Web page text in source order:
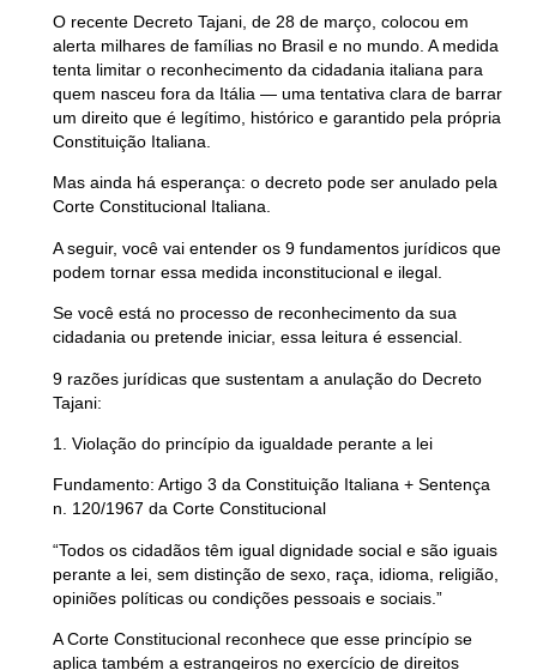
O recente Decreto Tajani, de 28 de março, colocou em
alerta milhares de famílias no Brasil e no mundo. A medida
tenta limitar o reconhecimento da cidadania italiana para
quem nasceu fora da Itália — uma tentativa clara de barrar
um direito que é legítimo, histórico e garantido pela própria
Constituição Italiana.
Mas ainda há esperança: o decreto pode ser anulado pela
Corte Constitucional Italiana.
A seguir, você vai entender os 9 fundamentos jurídicosque
podem tornar essa medida inconstitucional e ilegal.
Se você está no processo de reconhecimento da sua
cidadania ou pretende iniciar, essa leitura é essencial.
9 razões jurídicas que sustentam a anulação do Decreto
Tajani:
1. Violação do princípio da igualdade perante a lei
Fundamento: Artigo 3 da Constituição Italiana + Sentença
n. 120/1967 da Corte Constitucional
“Todos os cidadãos têm igual dignidade social e são iguais
perante a lei, sem distinção de sexo, raça, idioma, religião,
opiniões políticas ou condições pessoais e sociais.”
A Corte Constitucional reconhece que esse princípio se
aplica também a estrangeiros no exercício de direitos